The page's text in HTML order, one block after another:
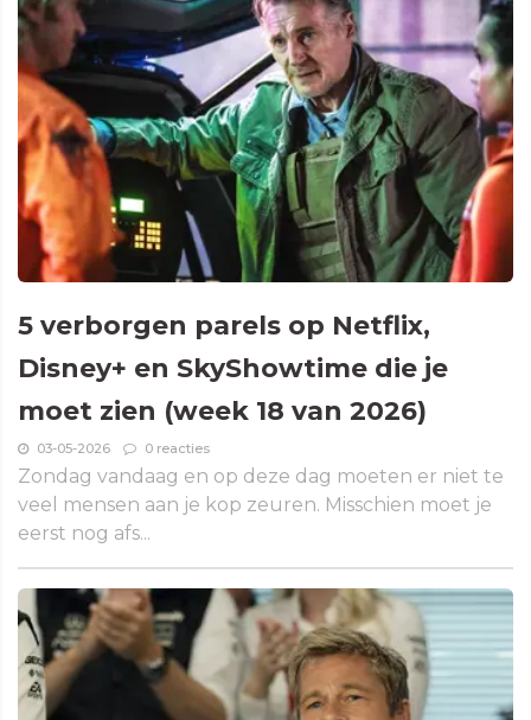
5 verborgen parels op Netflix,
Disney+ en SkyShowtime die je
moet zien (week 18 van 2026)
03-05-2026 0 reacties
Zondag vandaag en op deze dag moeten er niet te
veel mensen aan je kop zeuren. Misschien moet je
eerst nog afs...